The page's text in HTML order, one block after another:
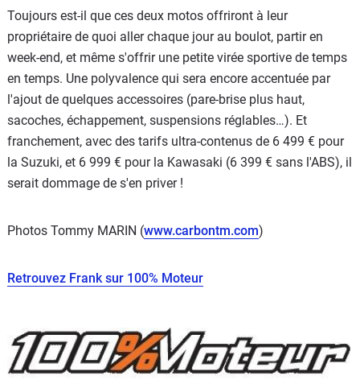
Toujours est-il que ces deux motos offriront à leur
propriétaire de quoi aller chaque jour au boulot, partir en
week-end, et même s'offrir une petite virée sportive de temps
en temps. Une polyvalence qui sera encore accentuée par
l'ajout de quelques accessoires (pare-brise plus haut,
sacoches, échappement, suspensions réglables…). Et
franchement, avec des tarifs ultra-contenus de 6 499 € pour
la Suzuki, et 6 999 € pour la Kawasaki (6 399 € sans l'ABS), il
serait dommage de s'en priver !
Photos Tommy MARIN (www.carbontm.com)
Retrouvez Frank sur 100% Moteur